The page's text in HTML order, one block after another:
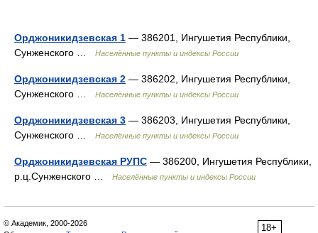
Орджоникидзевская 1 — 386201, Ингушетия Республики,
Сунженского …
Населённые пункты и индексы России
Орджоникидзевская 2 — 386202, Ингушетия Республики,
Сунженского …
Населённые пункты и индексы России
Орджоникидзевская 3 — 386203, Ингушетия Республики,
Сунженского …
Населённые пункты и индексы России
Орджоникидзевская РУПС — 386200, Ингушетия Республики,
р.ц.Сунженского …
Населённые пункты и индексы России
18+
© Академик, 2000-2026